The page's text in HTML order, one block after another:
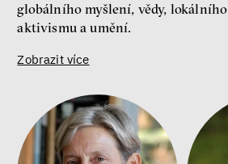
globálního myšlení, vědy, lokálního
aktivismu a umění.
Zobrazit více